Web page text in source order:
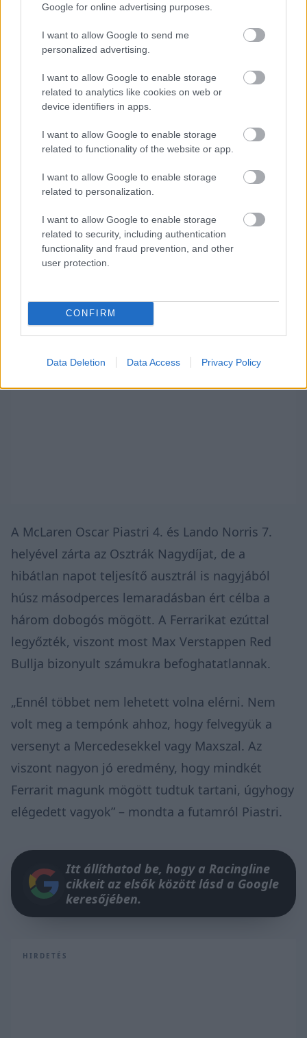
Google for online advertising purposes.
I want to allow Google to send me
personalized advertising.
I want to allow Google to enable storage
related to analytics like cookies on web or
device identifiers in apps.
I want to allow Google to enable storage
related to functionality of the website or app.
I want to allow Google to enable storage
related to personalization.
I want to allow Google to enable storage
related to security, including authentication
functionality and fraud prevention, and other
user protection.
CONFIRM
Data Deletion Data Access Privacy Policy
vizsgáljuk, hogyan használjuk ki az erőforrást,
jelentős. Természetesen elsőként az erőforrást
vizsgáljuk, mert szeretnénk megérteni, miért
vagyunk ezen a téren hátrányban. Emellett
azonban ott van az autó légellenállása és az
egyenesekre optimalizált üzemmód
hatékonysága is. Valószínűleg legalább egy-
másfél tizedmásodpercet veszítünk az
egyenesekben. Mindenképpen ki kell derítenünk
ennek az okát” – fogalmazott Stella.
A McLaren Oscar Piastri 4. és Lando Norris 7.
helyével zárta az Osztrák Nagydíjat, de a
hibátlan napot teljesítő ausztrál is nagyjából
húsz másodperces lemaradásban ért célba a
három dobogós mögött. A Ferrarikat ezúttal
legyőzték, viszont most Max Verstappen Red
Bullja bizonyult számukra befoghatatlannak.
„Ennél többet nem lehetett volna elérni. Nem
volt meg a tempónk ahhoz, hogy felvegyük a
versenyt a Mercedesekkel vagy Maxszal. Az
viszont nagyon jó eredmény, hogy mindkét
Ferrarit magunk mögött tudtuk tartani, úgyhogy
elégedett vagyok” – mondta a futamról Piastri.
Itt állíthatod be, hogy a Racingline
cikkeit az elsők között lásd a Google
keresőjében.
HIRDETÉS